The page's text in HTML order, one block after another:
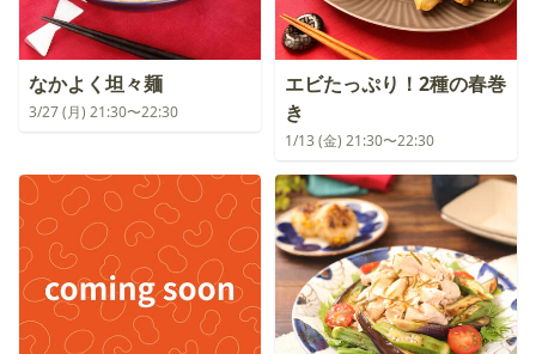
なかよく坦々麺
3/27 (月) 21:30〜22:30
エビたっぷり！2種の春巻
き
1/13 (金) 21:30〜22:30